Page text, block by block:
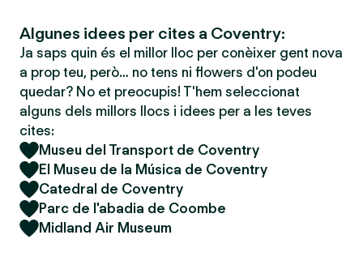
Algunes idees per cites a Coventry:
Ja saps quin és el millor lloc per conèixer gent nova
a prop teu, però… no tens ni flowers d'on podeu
quedar? No et preocupis! T'hem seleccionat
alguns dels millors llocs i idees per a les teves
cites:
Museu del Transport de Coventry
El Museu de la Música de Coventry
Catedral de Coventry
Parc de l'abadia de Coombe
Midland Air Museum